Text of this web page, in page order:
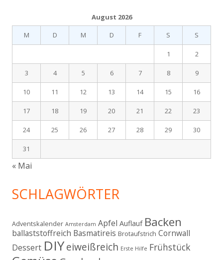
August 2026
M
D M D F S S
1 2
3 4 5 6 7 8 9
10 11 12 13 14 15 16
17 18 19 20 21 22 23
24 25 26 27 28 29 30
31
« Mai
SCHLAGWÖRTER
Adventskalender Amsterdam Apfel Auflauf Backen
ballaststoffreich Basmatireis Brotaufstrich Cornwall
Dessert DIYeiweißreich Erste Hilfe Frühstück